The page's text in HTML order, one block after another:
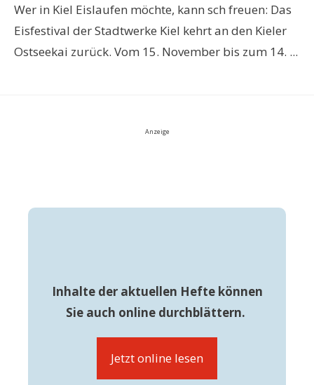
Wer in Kiel Eislaufen möchte, kann sch freuen: Das
Eisfestival der Stadtwerke Kiel kehrt an den Kieler
Ostseekai zurück. Vom 15. November bis zum 14. ...
Anzeige
Inhalte der aktuellen Hefte können
Sie auch online durchblättern.
Jetzt online lesen